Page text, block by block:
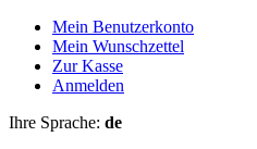
Mein Benutzerkonto
Mein Wunschzettel
Zur Kasse
Anmelden
Ihre Sprache: de